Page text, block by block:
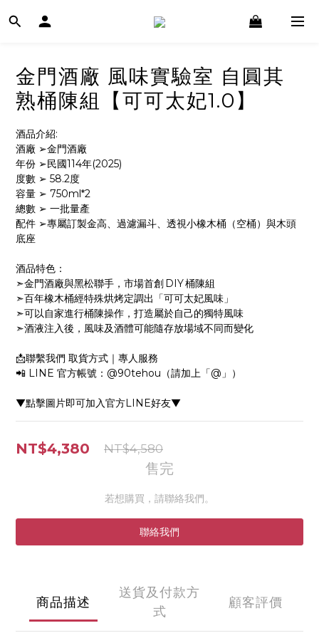
金門酒廠 風味實驗室 自圓其
熟桶陳組【可可太妃1.0】
酒品介紹:
酒廠 ➢金門酒廠
年份 ➢民國114年(2025)
度數 ➢ 58.2度
容量 ➢ 750ml*2
總數 ➢ 一批量產
配件 ➢專屬訂製金高、過濾漏斗、透視小橡木桶（空桶）與木頭
底座
酒品特色：
➣金門酒廠與黑松聯手，市場首創 DIY 桶陳組
➣百年橡木桶經特殊烘烤定調出「可可太妃風味」
➣可以自家進行桶陳操作，打造屬於自己的獨特風味
➣酒液注入後，風味及酒體可能隨存放場域不同而變化
📩聯繫我們 取貨方式｜專人服務
📲 LINE 官方帳號：@90tehou（請加上「@」）
▼點擊圖片即可加入官方LINE好友▼
NT$4,380 NT$4,580
售完
若想購買，請聯絡我們。
聯絡我們
商品描述
送貨及付款方
式
顧客評價